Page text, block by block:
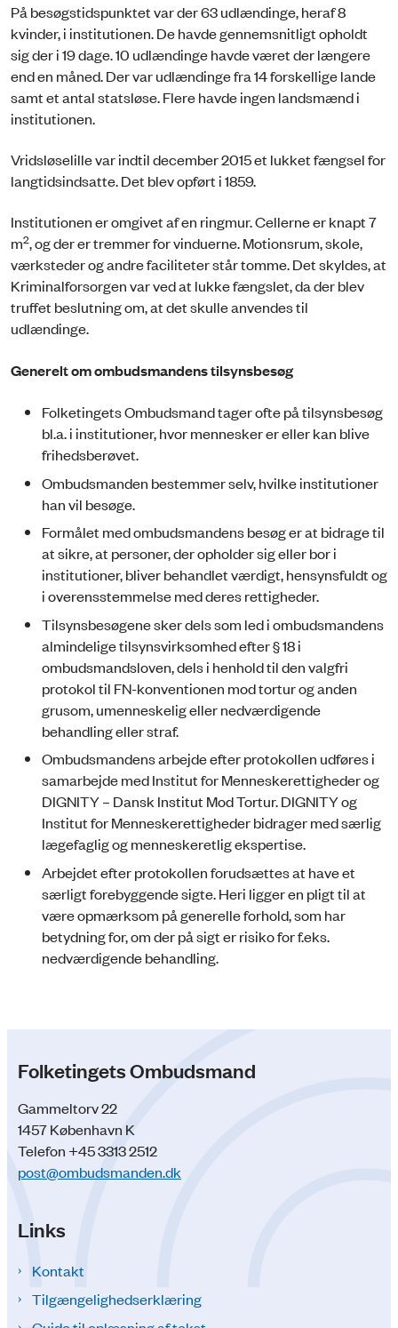
På besøgstidspunktet var der 63 udlændinge, heraf 8
kvinder, i institutionen. De havde gennemsnitligt opholdt
sig der i 19 dage. 10 udlændinge havde været der længere
end en måned. Der var udlændinge fra 14 forskellige lande
samt et antal statsløse. Flere havde ingen landsmænd i
institutionen.
Vridsløselille var indtil december 2015 et lukket fængsel for
langtidsindsatte. Det blev opført i 1859.
Institutionen er omgivet af en ringmur. Cellerne er knapt 7
m2, og der er tremmer for vinduerne. Motionsrum, skole,
værksteder og andre faciliteter står tomme. Det skyldes, at
Kriminalforsorgen var ved at lukke fængslet, da der blev
truffet beslutning om, at det skulle anvendes til
udlændinge.
Generelt om ombudsmandens tilsynsbesøg
Folketingets Ombudsmand tager ofte på tilsynsbesøg
bl.a. i institutioner, hvor mennesker er eller kan blive
frihedsberøvet.
Ombudsmanden bestemmer selv, hvilke institutioner
han vil besøge.
Formålet med ombudsmandens besøg er at bidrage til
at sikre, at personer, der opholder sig eller bor i
institutioner, bliver behandlet værdigt, hensynsfuldt og
i overensstemmelse med deres rettigheder.
Tilsynsbesøgene sker dels som led i ombudsmandens
almindelige tilsynsvirksomhed efter § 18 i
ombudsmandsloven, dels i henhold til den valgfri
protokol til FN-konventionen mod tortur og anden
grusom, umenneskelig eller nedværdigende
behandling eller straf.
Ombudsmandens arbejde efter protokollen udføres i
samarbejde med Institut for Menneskerettigheder og
DIGNITY – Dansk Institut Mod Tortur. DIGNITY og
Institut for Menneskerettigheder bidrager med særlig
lægefaglig og menneskeretlig ekspertise.
Arbejdet efter protokollen forudsættes at have et
særligt forebyggende sigte. Heri ligger en pligt til at
være opmærksom på generelle forhold, som har
betydning for, om der på sigt er risiko for f.eks.
nedværdigende behandling.
Folketingets Ombudsmand
Gammeltorv 22
1457 København K
Telefon +45 3313 2512
post@ombudsmanden.dk
Links
Kontakt
Tilgængelighedserklæring